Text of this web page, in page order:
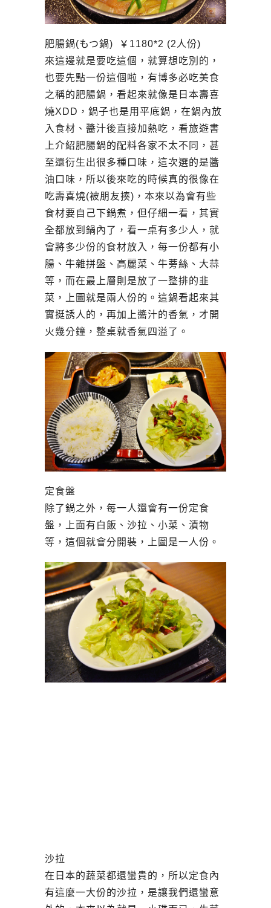
肥腸鍋(もつ鍋) ￥1180*2 (2人份)
來這邊就是要吃這個，就算想吃別的，
也要先點一份這個啦，有博多必吃美食
之稱的肥腸鍋，看起來就像是日本壽喜
燒XDD，鍋子也是用平底鍋，在鍋內放
入食材、醬汁後直接加熱吃，看旅遊書
上介紹肥腸鍋的配料各家不太不同，甚
至還衍生出很多種口味，這次選的是醬
油口味，所以後來吃的時候真的很像在
吃壽喜燒(被朋友揍)，本來以為會有些
食材要自己下鍋煮，但仔細一看，其實
全都放到鍋內了，看一桌有多少人，就
會將多少份的食材放入，每一份都有小
腸、牛雜拼盤、高麗菜、牛蒡絲、大蒜
等，而在最上層則是放了一整排的韭
菜，上圖就是兩人份的。這鍋看起來其
實挺誘人的，再加上醬汁的香氣，才開
火幾分鐘，整桌就香氣四溢了。
定食盤
除了鍋之外，每一人還會有一份定食
盤，上面有白飯、沙拉、小菜、漬物
等，這個就會分開裝，上圖是一人份。
沙拉
在日本的蔬菜都還蠻貴的，所以定食內
有這麼一大份的沙拉，是讓我們還蠻意